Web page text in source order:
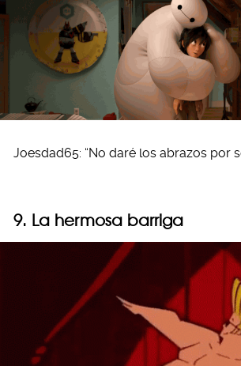
Joesdad65: “No daré los abrazos por
9. La hermosa barriga